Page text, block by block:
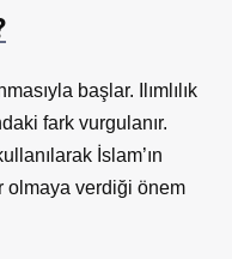
başlar. Ilımlılık
fark vurgulanır.
İslam’ın
olmaya verdiği önem